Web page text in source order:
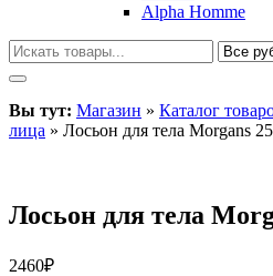
Alpha Homme
Вы тут: Магазин » Каталог
лица » Лосьон для тела Morgans
Лосьон для тела
2460₽